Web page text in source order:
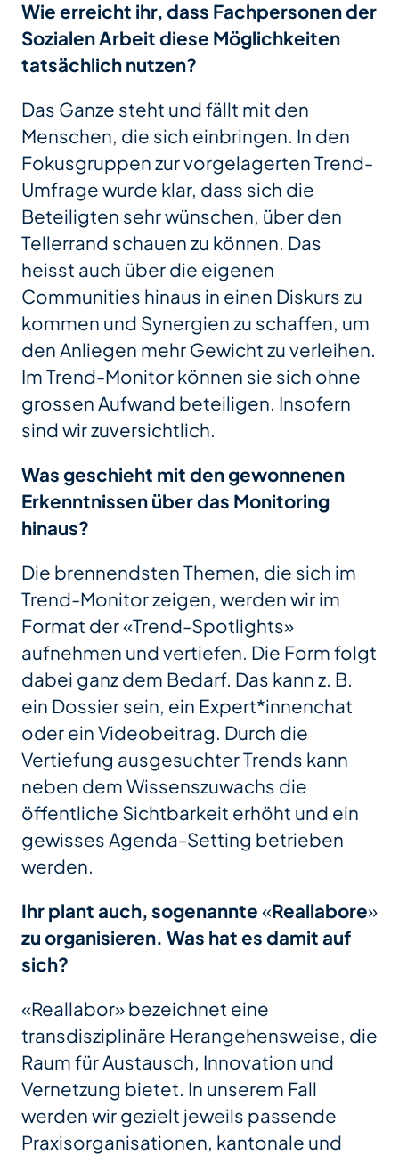
Wie erreicht ihr, dass Fachpersonen der
Sozialen Arbeit diese Möglichkeiten
tatsächlich nutzen?
Das Ganze steht und fällt mit den
Menschen, die sich einbringen. In den
Fokusgruppen zur vorgelagerten Trend-
Umfrage wurde klar, dass sich die
Beteiligten sehr wünschen, über den
Tellerrand schauen zu können. Das
heisst auch über die eigenen
Communities hinaus in einen Diskurs zu
kommen und Synergien zu schaffen, um
den Anliegen mehr Gewicht zu verleihen.
Im Trend-Monitor können sie sich ohne
grossen Aufwand beteiligen. Insofern
sind wir zuversichtlich.
Was geschieht mit den gewonnenen
Erkenntnissen über das Monitoring
hinaus?
Die brennendsten Themen, die sich im
Trend-Monitor zeigen, werden wir im
Format der «Trend-Spotlights»
aufnehmen und vertiefen. Die Form folgt
dabei ganz dem Bedarf. Das kann z. B.
ein Dossier sein, ein Expert*innenchat
oder ein Videobeitrag. Durch die
Vertiefung ausgesuchter Trends kann
neben dem Wissenszuwachs die
öffentliche Sichtbarkeit erhöht und ein
gewisses Agenda-Setting betrieben
werden.
Ihr plant auch, sogenannte«Reallabore»
zu organisieren. Was hat es damit auf
sich?
«Reallabor» bezeichnet eine
transdisziplinäre Herangehensweise, die
Raum für Austausch, Innovation und
Vernetzung bietet. In unserem Fall
werden wir gezielt jeweils passende
Praxisorganisationen, kantonale und